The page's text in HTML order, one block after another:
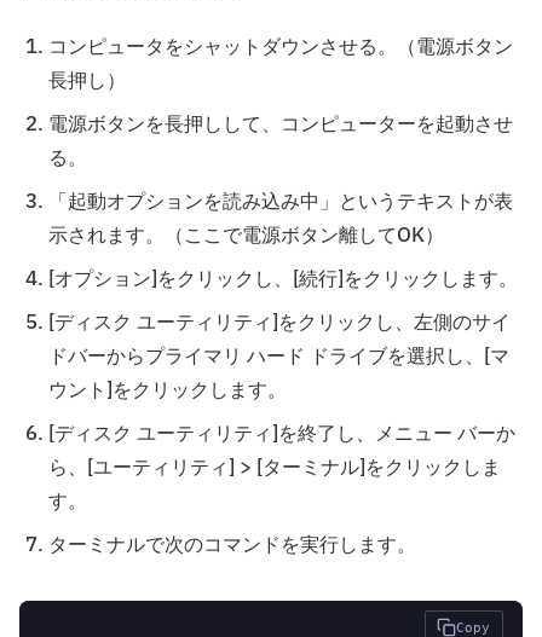
コンピュータをシャットダウンさせる。（電源ボタン
長押し）
電源ボタンを長押しして、コンピューターを起動させ
る。
「起動オプションを読み込み中」というテキストが表
示されます。（ここで電源ボタン離してOK）
[オプション]をクリックし、[続行]をクリックします。
[ディスク ユーティリティ]をクリックし、左側のサイ
ドバーからプライマリ ハード ドライブを選択し、[マ
ウント]をクリックします。
[ディスク ユーティリティ]を終了し、メニュー バーか
ら、[ユーティリティ] > [ターミナル]をクリックしま
す。
ターミナルで次のコマンドを実行します。
Copy